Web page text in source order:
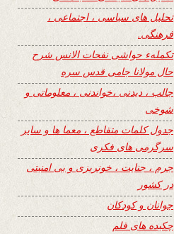
تحلیل های سیاسی ، اجتماعی ،
فرهنگی.
تکملهء حواشی نفحات الانس شرح
حال مولانا جامی قدس سره
جالب ، دیدنی ،خواندنی ، معلوماتی و
شوخی
جدول کلمات متقاطع ، معما ها و سایر
سرگرمی های فکری
جرم ، جنایت ، خونریزی و بی امنیتی
در کشور
جوانان و کودکان
چکیده های قلم